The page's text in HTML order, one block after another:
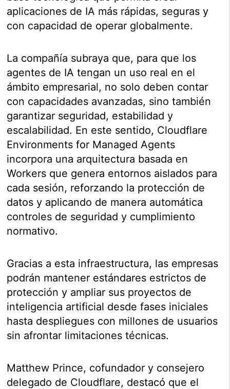
aplicaciones de IA más rápidas, seguras y
con capacidad de operar globalmente.
La compañía subraya que, para que los
agentes de IA tengan un uso real en el
ámbito empresarial, no solo deben contar
con capacidades avanzadas, sino también
garantizar seguridad, estabilidad y
escalabilidad. En este sentido, Cloudflare
Environments for Managed Agents
incorpora una arquitectura basada en
Workers que genera entornos aislados para
cada sesión, reforzando la protección de
datos y aplicando de manera automática
controles de seguridad y cumplimiento
normativo.
Gracias a esta infraestructura, las empresas
podrán mantener estándares estrictos de
protección y ampliar sus proyectos de
inteligencia artificial desde fases iniciales
hasta despliegues con millones de usuarios
sin afrontar limitaciones técnicas.
Matthew Prince, cofundador y consejero
delegado de Cloudflare, destacó que el